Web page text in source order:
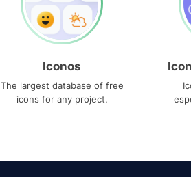
Iconos
The largest database of free
icons for any project.